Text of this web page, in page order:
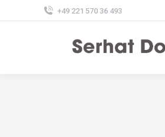
+49 221 570 36 493